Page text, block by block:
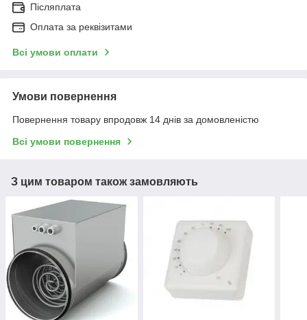
Післяплата
Оплата за реквізитами
Всі умови оплати
Умови повернення
Повернення товару впродовж 14 днів за домовленістю
Всі умови повернення
З цим товаром також замовляють